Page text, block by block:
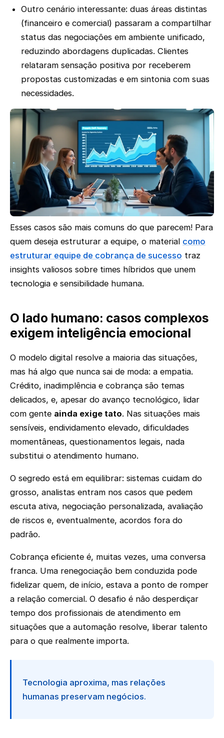
Outro cenário interessante: duas áreas distintas
(financeiro e comercial) passaram a compartilhar
status das negociações em ambiente unificado,
reduzindo abordagens duplicadas. Clientes
relataram sensação positiva por receberem
propostas customizadas e em sintonia com suas
necessidades.
Esses casos são mais comuns do que parecem! Para
quem deseja estruturar a equipe, o material como
estruturar equipe de cobrança de sucesso traz
insights valiosos sobre times híbridos que unem
tecnologia e sensibilidade humana.
O lado humano: casos complexos
exigem inteligência emocional
O modelo digital resolve a maioria das situações,
mas há algo que nunca sai de moda: a empatia.
Crédito, inadimplência e cobrança são temas
delicados, e, apesar do avanço tecnológico, lidar
com gente ainda exige tato. Nas situações mais
sensíveis, endividamento elevado, dificuldades
momentâneas, questionamentos legais, nada
substitui o atendimento humano.
O segredo está em equilibrar: sistemas cuidam do
grosso, analistas entram nos casos que pedem
escuta ativa, negociação personalizada, avaliação
de riscos e, eventualmente, acordos fora do
padrão.
Cobrança eficiente é, muitas vezes, uma conversa
franca. Uma renegociação bem conduzida pode
fidelizar quem, de início, estava a ponto de romper
a relação comercial. O desafio é não desperdiçar
tempo dos profissionais de atendimento em
situações que a automação resolve, liberar talento
para o que realmente importa.
Tecnologia aproxima, mas relações
humanas preservam negócios.